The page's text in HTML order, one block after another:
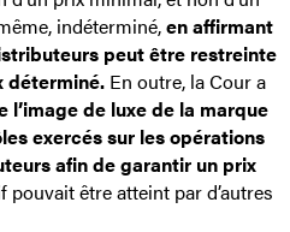
indéterminé,en affirmant
peut être restreinte
déterminé. En outre, la Cour a
l’image de luxe de la marque
exercés sur les opérations
afin de garantir un prix
pouvait être atteint par d’autres